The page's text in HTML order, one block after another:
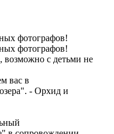
фотографов!
фотографов!
с детьми не
вас в
- Орхид и